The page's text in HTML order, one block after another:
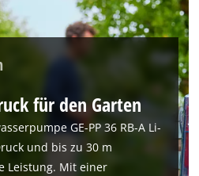
für den Garten
GE-PP 36 RB-A Li-
und bis zu 30 m
Leistung. Mit einer